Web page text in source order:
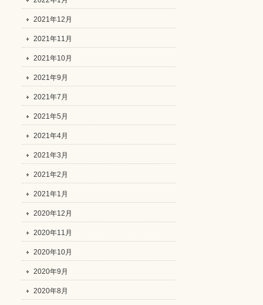
2021年12月
2021年11月
2021年10月
2021年9月
2021年7月
2021年5月
2021年4月
2021年3月
2021年2月
2021年1月
2020年12月
2020年11月
2020年10月
2020年9月
2020年8月